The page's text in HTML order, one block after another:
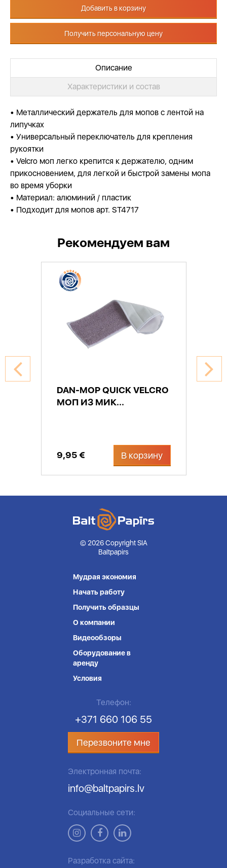
Добавить в корзину
Получить персональную цену
Описание
Характеристики и состав
• Металлический держатель для мопов с лентой на
липучках
• Универсальный переключатель для крепления
рукоятки
• Velcro моп легко крепится к держателю, одним
прикосновением, для легкой и быстрой замены мопа
во время уборки
• Материал: алюминий / пластик
• Подходит для мопов арт. ST4717
Рекомендуем вам
DAN-MOP QUICK VELCRO
МОП ИЗ МИК...
9,95 € В корзину
© 2026 Copyright SIA
Baltpapirs
Мудрая экономия
Начать работу
Получить образцы
О компании
Видеообзоры
Оборудование в
аренду
Условия
Телефон:
+371 660 106 55
Перезвоните мне
Электронная почта:
info@baltpapirs.lv
Социальные сети:
Разработка сайта: